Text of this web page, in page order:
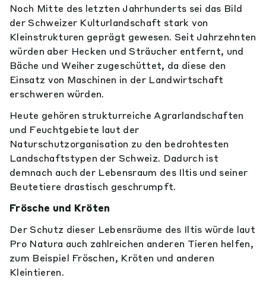
Noch Mitte des letzten Jahrhunderts sei das Bild
der Schweizer Kulturlandschaft stark von
Kleinstrukturen geprägt gewesen. Seit Jahrzehnten
würden aber Hecken und Sträucher entfernt, und
Bäche und Weiher zugeschüttet, da diese den
Einsatz von Maschinen in der Landwirtschaft
erschweren würden.
Heute gehören strukturreiche Agrarlandschaften
und Feuchtgebiete laut der
Naturschutzorganisation zu den bedrohtesten
Landschaftstypen der Schweiz. Dadurch ist
demnach auch der Lebensraum des Iltis und seiner
Beutetiere drastisch geschrumpft.
Frösche und Kröten
Der Schutz dieser Lebensräume des Iltis würde laut
Pro Natura auch zahlreichen anderen Tieren helfen,
zum Beispiel Fröschen, Kröten und anderen
Kleintieren.